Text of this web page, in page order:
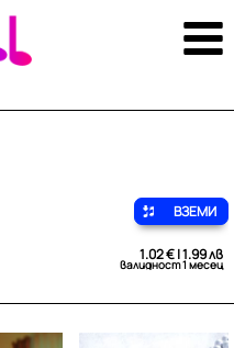
ВЗЕМИ
1.02 € | 1.99 лв
валидност 1 месец